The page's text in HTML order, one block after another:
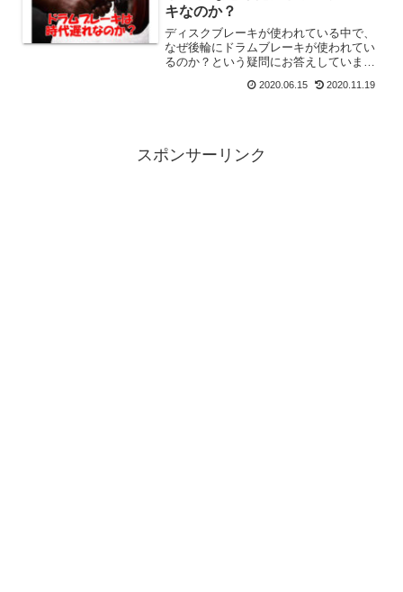
キなのか？
ディスクブレーキが使われている中で、
なぜ後輪にドラムブレーキが使われてい
るのか？という疑問にお答えしていま
がドラムブレーキだからです。 なぜサイ
2020.06.15 2020.11.19
スポンサーリンク